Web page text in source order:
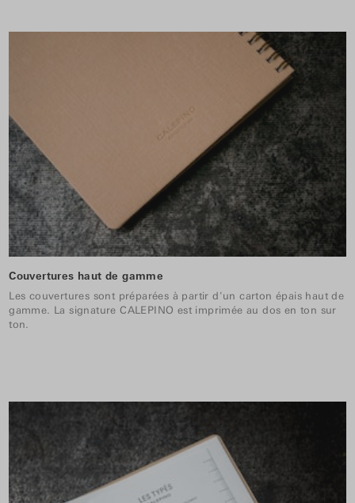
Couvertures haut de gamme
Les couvertures sont préparées à partir d'un carton épais haut de
gamme. La signature CALEPINO est imprimée au dos en ton sur
ton.